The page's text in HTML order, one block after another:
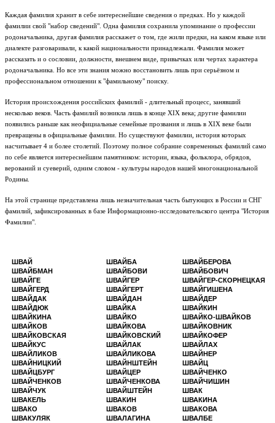
Каждая фамилия хранит в себе интереснейшие сведения о предках. Но у каждой
фамилии свой "набор сведений". Одна фамилия сохранила упоминание о профессии
родоначальника, другая фамилия расскажет о том, где жили предки, на каком языке или
диалекте разговаривали, к какой национальности принадлежали. Фамилия может
рассказать и о сословии, должности, внешнем виде, привычках или чертах характера
родоначальника. Но все эти знания можно восстановить лишь при серьёзном и
профессиональном отношении к "фамильному" поиску.
История происхождения российских фамилий - длительный процесс, занявший
несколько веков. Часть фамилий возникла лишь в конце XIX века; другие фамилии
появились раньше как неофициальные семейные прозвания и лишь в XIX веке были
превращены в официальные фамилии. Но существуют фамилии, история которых
насчитывает 4 и более столетий. Поэтому полное собрание современных фамилий само
по себе является интереснейшим памятником: истории, языка, фольклора, обрядов,
верований и суеверий, одним словом - культуры народов нашей многонациональной
Родины.
На этой странице представлена лишь незначительная часть бытующих в России и СНГ
фамилий, зафиксированных в базе Информационно-исследовательского центра "История
Фамилии".
ШВАЙ ШВАЙБА
ШВАЙБЕРОВА
ШВАЙБМАН
ШВАЙБОВИ
ШВАЙБОВИЧ
ШВАЙГЕ
ШВАЙГЕР
ШВАЙГЕР-СКОРНЕЦКАЯ
ШВАЙГЕРД
ШВАЙГЕРТ
ШВАЙГИШЕНА
ШВАЙДАК
ШВАЙДАН
ШВАЙДЕР
ШВАЙДЮК
ШВАЙКА
ШВАЙКИН
ШВАЙКИНА
ШВАЙКО
ШВАЙКО-ШВАЙКОВ
ШВАЙКОВ
ШВАЙКОВА
ШВАЙКОВНИК
ШВАЙКОВСКАЯ
ШВАЙКОВСКИЙ
ШВАЙКОФЕР
ШВАЙКУС
ШВАЙЛАК
ШВАЙЛАХ
ШВАЙЛИКОВ
ШВАЙЛИКОВА
ШВАЙНЕР
ШВАЙНИЦКИЙ
ШВАЙНШТЕЙН
ШВАЙЦ
ШВАЙЦБУРГ
ШВАЙЦЕР
ШВАЙЧЕНКО
ШВАЙЧЕНКОВ
ШВАЙЧЕНКОВА
ШВАЙЧИШИН
ШВАЙЧУК
ШВАЙШТЕЙН
ШВАК
ШВАКЕЛЬ
ШВАКИН
ШВАКИНА
ШВАКО
ШВАКОВ
ШВАКОВА
ШВАКУЛЯК
ШВАЛАГИНА
ШВАЛБЕ